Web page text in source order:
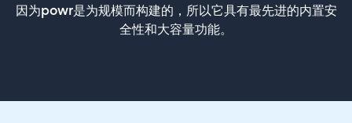
因为powr是为规模而构建的，所以它具有最先进的内置安
全性和大容量功能。